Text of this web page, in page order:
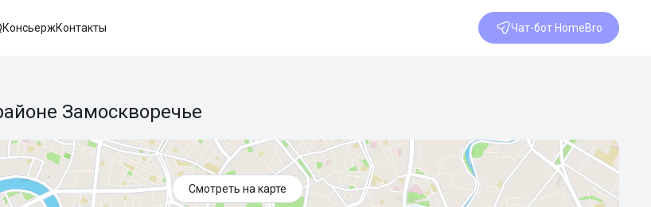
КонсьержКонтакты Чат-бот HomeBro
Замоскворечье
Смотреть на карте